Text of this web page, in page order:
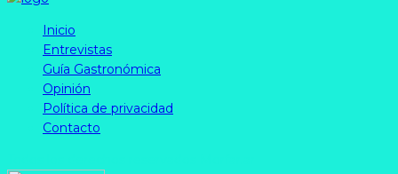
Inicio
Entrevistas
Guía Gastronómica
Opinión
Política de privacidad
Contacto